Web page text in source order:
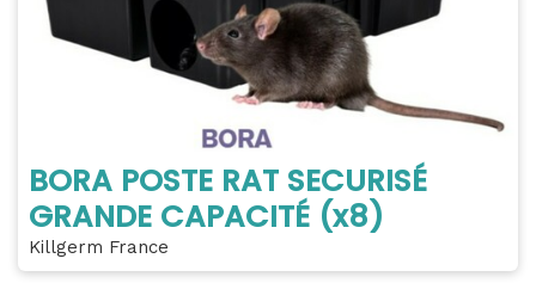
BORA POSTE RAT SECURISÉ
GRANDE CAPACITÉ (x8)
Killgerm France